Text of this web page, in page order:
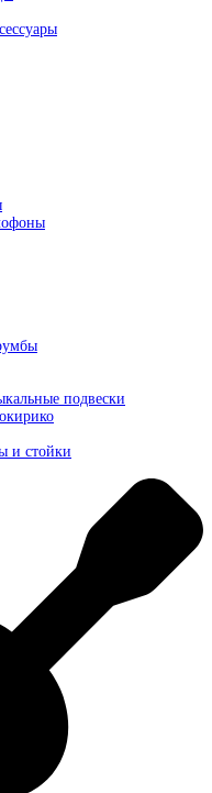
подвески
и стойки